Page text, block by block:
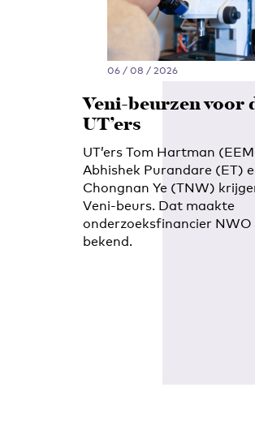
06 / 08 / 2026
Veni-beurzen voor
UT’ers
UT’ers Tom Hartman
Abhishek Purandare (ET)
Chongnan Ye (TNW)
Veni-beurs. Dat maakte
onderzoeksfinancier NWO
bekend.